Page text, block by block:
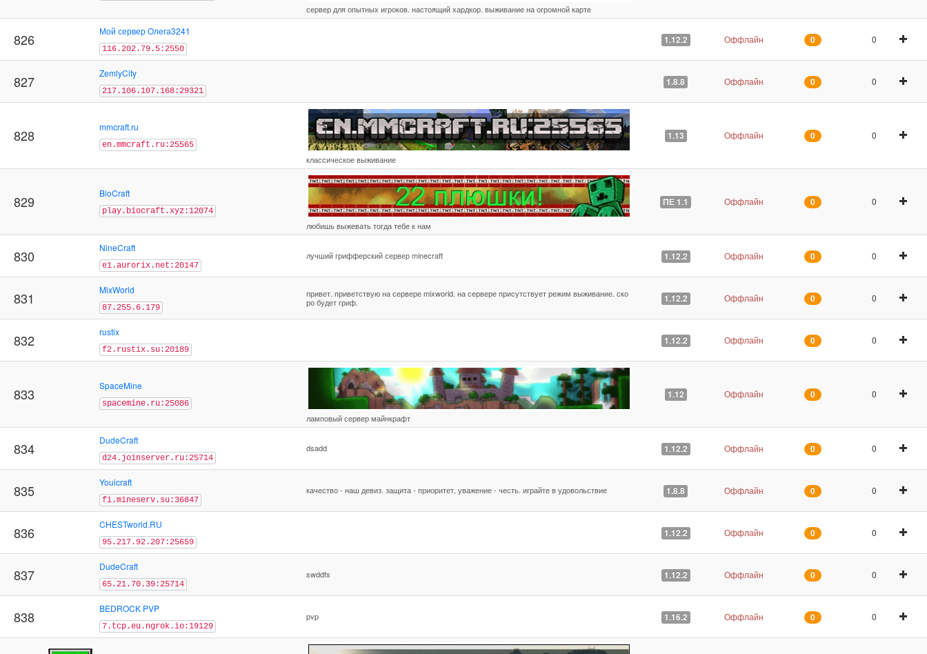
сервер для опытных игроков. настоящий хардкор. выживание на огромной карте
826 Мой сервер Олега3241
116.202.79.5:2550
1.12.2 Оффлайн 0 0
827 ZemlyCity
217.106.107.168:29321
1.8.8 Оффлайн 0 0
828 mmcraft.ru
en.mmcraft.ru:25565
классическое выживание
1.13 Оффлайн 0 0
829 BioCraft
play.biocraft.xyz:12074
любишь выжевать тогда тебе к нам
ПЕ 1.1 Оффлайн 0 0
830 NineCraft
e1.aurorix.net:20147
лучший грифферский сервер minecraft 1.12.2 Оффлайн 0 0
831 MixWorld
87.255.6.179
привет. приветствую на сервере mixworld. на сервере присутствует режим выживание. ско
ро будет гриф.
1.12.2 Оффлайн 0 0
832 rustix
f2.rustix.su:20189
1.12.2 Оффлайн 0 0
833 SpaceMine
spacemine.ru:25086
ламповый сервер майнкрафт
1.12 Оффлайн 0 0
834 DudeCraft
d24.joinserver.ru:25714
dsadd 1.12.2 Оффлайн 0 0
835 Youicraft
fi.mineserv.su:36847
качество - наш девиз. защита - приоритет, уважение - честь. играйте в удовольствие 1.8.8 Оффлайн 0 0
836 CHESTworld.RU
95.217.92.207:25659
1.12.2 Оффлайн 0 0
837 DudeCraft
65.21.70.39:25714
swddfs 1.12.2 Оффлайн 0 0
838 BEDROCK PVP
7.tcp.eu.ngrok.io:19129
pvp 1.16.2 Оффлайн 0 0